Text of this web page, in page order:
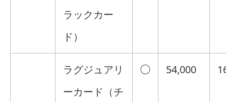
ラックカー
ド）
ラグジュアリ
ーカード（チ
◯ 54,000